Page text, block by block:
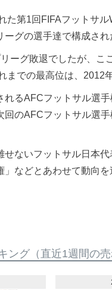
た第1回FIFAフットサ
グの選手達で構成さ
ーグ敗退でしたが、こ
までの最高位は、2012
れるAFCフットサル選
回のAFCフットサル選
せないフットサル日本
」などとあわせて動向
ング （直近1週間の